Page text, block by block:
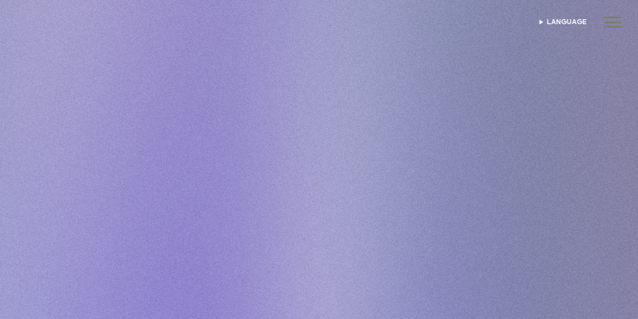
SELECT LANGUAGE
LANGUAGE